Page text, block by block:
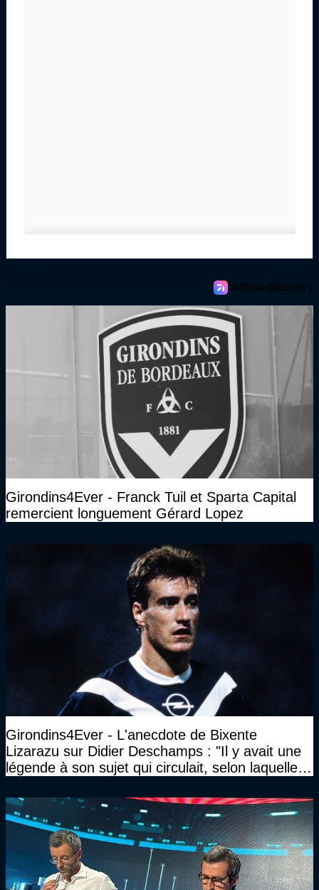
Girondins4Ever - Franck Tuil et Sparta Capital
remercient longuement Gérard Lopez
Girondins4Ever - L'anecdote de Bixente
Lizarazu sur Didier Deschamps : "Il y avait une
légende à son sujet qui circulait, selon laquelle il